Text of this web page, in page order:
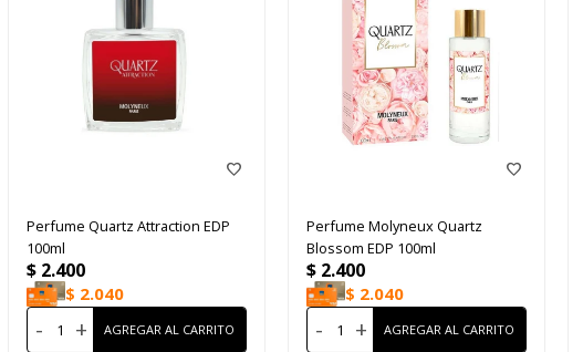
Perfume Quartz Attraction EDP
100ml
$ 2.400
$ 2.040
- +
Perfume Molyneux Quartz
Blossom EDP 100ml
$ 2.400
$ 2.040
- +